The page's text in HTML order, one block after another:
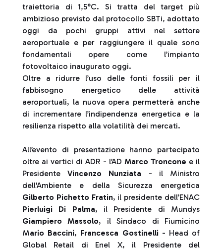
traiettoria di 1,5°C. Si tratta del target più
ambizioso previsto dal protocollo SBTi, adottato
oggi da pochi gruppi attivi nel settore
aeroportuale e per raggiungere il quale sono
fondamentali opere come l’impianto
fotovoltaico inaugurato oggi.
Oltre a ridurre l’uso delle fonti fossili per il
fabbisogno energetico delle attività
aeroportuali, la nuova opera permetterà anche
di incrementare l’indipendenza energetica e la
resilienza rispetto alla volatilità dei mercati.
All’evento di presentazione hanno partecipato
oltre ai vertici di ADR - l’AD Marco Troncone e il
PresidenteVincenzo Nunziata - il Ministro
dell'Ambiente e della Sicurezza energetica
Gilberto Pichetto Fratin, il presidente dell’ENAC
Pierluigi Di Palma, il Presidente di Mundys
Giampiero Massolo, il Sindaco di Fiumicino
Mario Baccini, Francesca Gostinelli- Head of
Global Retail di Enel X, il Presidente del